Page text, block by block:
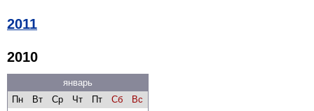
2011
2010
январь
Пн
Вт Ср Чт Пт Сб
Вс